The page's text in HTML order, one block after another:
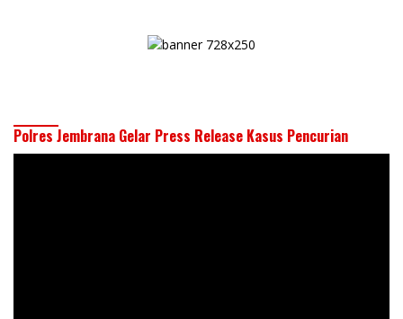
Polres Jembrana Gelar Press Release Kasus Pencurian